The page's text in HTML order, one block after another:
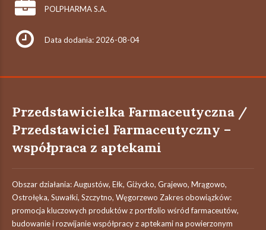
POLPHARMA S.A.
Data dodania: 2026-08-04
Przedstawicielka Farmaceutyczna /
Przedstawiciel Farmaceutyczny –
współpraca z aptekami
Obszar działania: Augustów, Ełk, Giżycko, Grajewo, Mrągowo,
Ostrołęka, Suwałki, Szczytno, Węgorzewo Zakres obowiązków:
promocja kluczowych produktów z portfolio wśród farmaceutów,
budowanie i rozwijanie współpracy z aptekami na powierzonym